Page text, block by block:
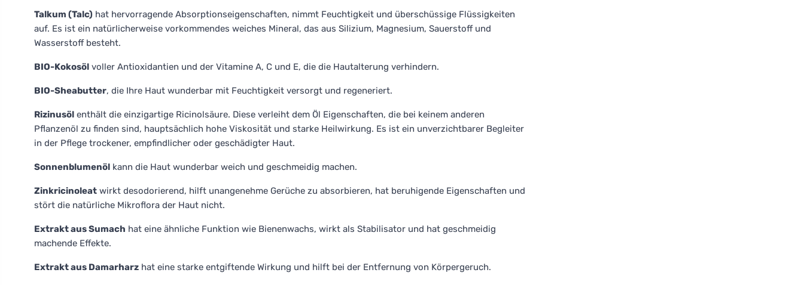
Talkum (Talc) hat hervorragende Absorptionseigenschaften, nimmt Feuchtigkeit und überschüssige Flüssigkeiten
auf. Es ist ein natürlicherweise vorkommendes weiches Mineral, das aus Silizium, Magnesium, Sauerstoff und
Wasserstoff besteht.
BIO-Kokosöl voller Antioxidantien und der Vitamine A, C und E, die die Hautalterung verhindern.
BIO-Sheabutter, die Ihre Haut wunderbar mit Feuchtigkeit versorgt und regeneriert.
Rizinusöl enthält die einzigartige Ricinolsäure. Diese verleiht dem Öl Eigenschaften, die bei keinem anderen
Pflanzenöl zu finden sind, hauptsächlich hohe Viskosität und starke Heilwirkung. Es ist ein unverzichtbarer Begleiter
in der Pflege trockener, empfindlicher oder geschädigter Haut.
Sonnenblumenöl kann die Haut wunderbar weich und geschmeidig machen.
Zinkricinoleat wirkt desodorierend, hilft unangenehme Gerüche zu absorbieren, hat beruhigende Eigenschaften und
stört die natürliche Mikroflora der Haut nicht.
Extrakt aus Sumach hat eine ähnliche Funktion wie Bienenwachs, wirkt als Stabilisator und hat geschmeidig
machende Effekte.
Extrakt aus Damarharz hat eine starke entgiftende Wirkung und hilft bei der Entfernung von Körpergeruch.